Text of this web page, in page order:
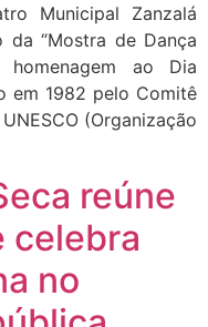
Municipal Zanzalá
“Mostra de Dança
homenagem ao Dia
em 1982 pelo Comitê
(Organização
reúne
celebra
no